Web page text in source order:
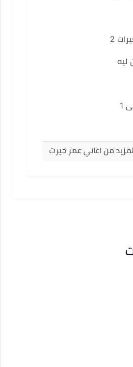
2
ليه
1
من اغاني عمر خيرت